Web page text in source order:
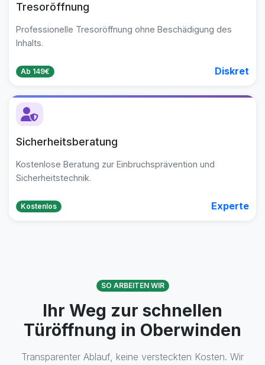
Tresoröffnung
Professionelle Tresoröffnung ohne Beschädigung des
Inhalts.
Ab 149€ Diskret
Sicherheitsberatung
Kostenlose Beratung zur Einbruchsprävention und
Sicherheitstechnik.
Kostenlos Experte
SO ARBEITEN WIR
Ihr Weg zur schnellen
Türöffnung in Oberwinden
Transparenter Ablauf, keine versteckten Kosten. Wir